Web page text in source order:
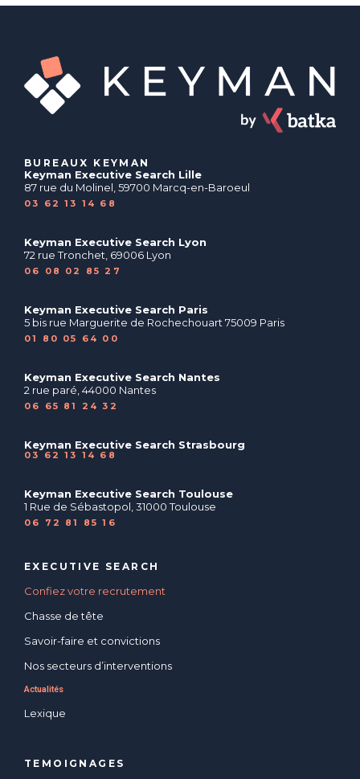
BUREAUX KEYMAN
Keyman Executive Search Lille
87 rue du Molinel, 59700 Marcq-en-Baroeul
03 62 13 14 68
Keyman Executive Search Lyon
72 rue Tronchet, 69006 Lyon
06 08 02 85 27
Keyman Executive Search Paris
5 bis rue Marguerite de Rochechouart 75009 Paris
01 80 05 64 00
Keyman Executive Search Nantes
2 rue paré, 44000 Nantes
06 65 81 24 32
Keyman Executive Search Strasbourg
03 62 13 14 68
Keyman Executive Search Toulouse
1 Rue de Sébastopol, 31000 Toulouse
06 72 81 85 16
EXECUTIVE SEARCH
Confiez votre recrutement
Chasse de tête
Savoir-faire et convictions
Nos secteurs d’interventions
Actualités
Lexique
TEMOIGNAGES